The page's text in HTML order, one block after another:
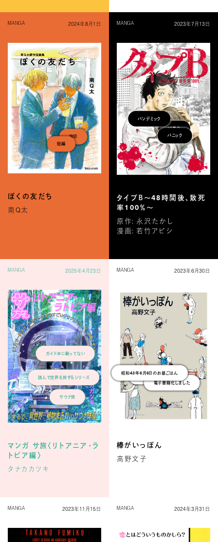
MANGA 2024年8月1日
ぼくの友だち
南Q太
読切
短編
MANGA 2023年7月13日
タイプＢ〜48時間後、致死
率100％〜
原作: 永沢たかし
漫画: 若竹アビシ
凶暴化
パニック
パンデミック
MANGA 2025年4月23日
マンガ サ旅〈リトアニア・ラ
トビア編〉
タナカカツキ
サウナ旅
ガイド本に載ってない
読んで世界を旅するシリーズ
MANGA 2023年6月30日
棒がいっぽん
高野文子
覚えていますか？
電子書籍化しました
昭和43年6月6日のお昼ごはん
MANGA 2023年11月15日 MANGA 2024年3月31日